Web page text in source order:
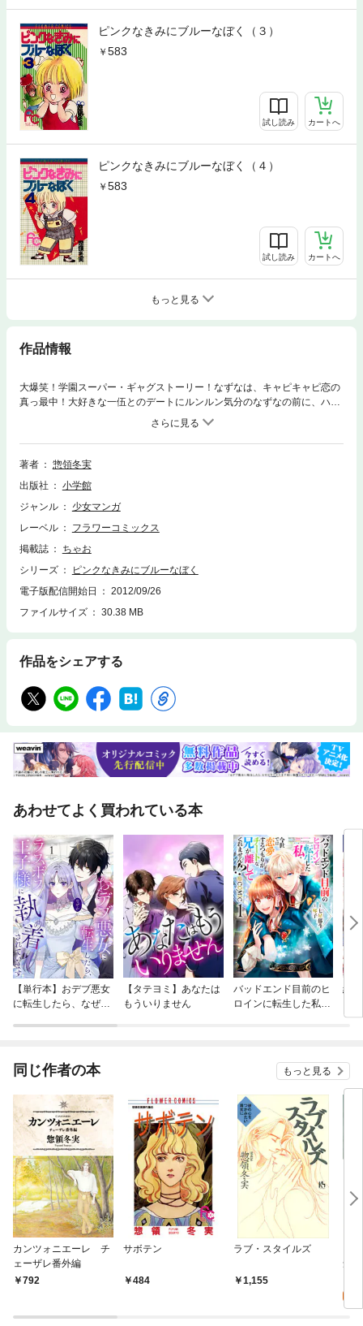
ピンクなきみにブルーなぼく（３）
583
試し読み カートへ
ピンクなきみにブルーなぼく（４）
583
試し読み カートへ
もっと見る
作品情報
大爆笑！学園スーパー・ギャグストーリー！なずなは、キャピキャピ恋の
真っ最中！大好きな一伍とのデートにルンルン気分のなずなの前に、ハー
著者
惣領冬実
出版社
小学館
ジャンル
少女マンガ
レーベル
フラワーコミックス
掲載誌
ちゃお
シリーズ
ピンクなきみにブルーなぼく
電子版配信開始日
2012/09/26
ファイルサイズ
30.38 MB
作品をシェアする
あわせてよく買われている本
【単行本】おデブ悪女
に転生したら、なぜか
【タテヨミ】あなたは
もういりません
バッドエンド目前のヒ
ロインに転生した私、
結
同じ作者の本 もっと見る
カンツォニエーレ チ
ェーザレ番外編
792
サボテン
484
ラブ・スタイルズ
1,155
念
ック